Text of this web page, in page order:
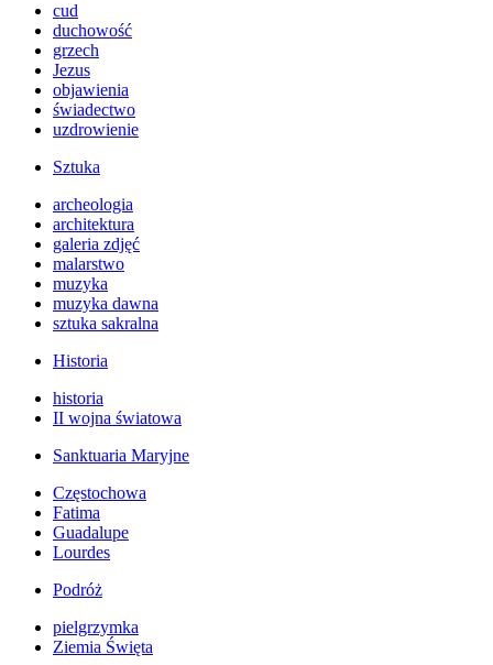
cud
duchowość
grzech
Jezus
objawienia
świadectwo
uzdrowienie
Sztuka
archeologia
architektura
galeria zdjęć
malarstwo
muzyka
muzyka dawna
sztuka sakralna
Historia
historia
II wojna światowa
Sanktuaria Maryjne
Częstochowa
Fatima
Guadalupe
Lourdes
Podróż
pielgrzymka
Ziemia Święta